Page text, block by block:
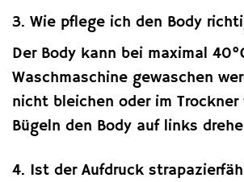
3. Wie pflege ich den Body
Der Body kann bei maximal
Waschmaschine gewaschen
nicht bleichen oder im Trockner
Bügeln den Body auf links
4. Ist der Aufdruck